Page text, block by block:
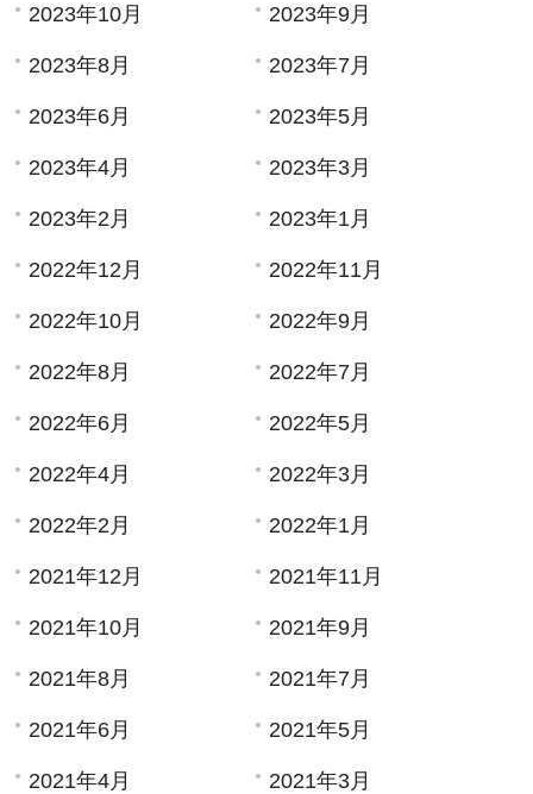
2023年10月 2023年9月
2023年8月 2023年7月
2023年6月 2023年5月
2023年4月 2023年3月
2023年2月 2023年1月
2022年12月 2022年11月
2022年10月 2022年9月
2022年8月 2022年7月
2022年6月 2022年5月
2022年4月 2022年3月
2022年2月 2022年1月
2021年12月 2021年11月
2021年10月 2021年9月
2021年8月 2021年7月
2021年6月 2021年5月
2021年4月 2021年3月